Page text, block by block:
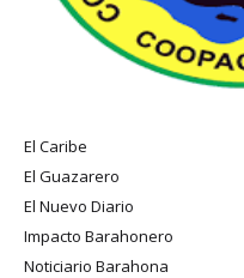
El Caribe
El Guazarero
El Nuevo Diario
Impacto Barahonero
Noticiario Barahona